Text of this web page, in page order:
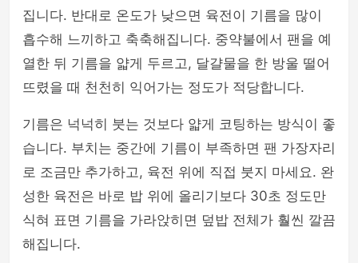
집니다. 반대로 온도가 낮으면 육전이 기름을 많이
흡수해 느끼하고 축축해집니다. 중약불에서 팬을 예
열한 뒤 기름을 얇게 두르고, 달걀물을 한 방울 떨어
뜨렸을 때 천천히 익어가는 정도가 적당합니다.
기름은 넉넉히 붓는 것보다 얇게 코팅하는 방식이 좋
습니다. 부치는 중간에 기름이 부족하면 팬 가장자리
로 조금만 추가하고, 육전 위에 직접 붓지 마세요. 완
성한 육전은 바로 밥 위에 올리기보다 30초 정도만
식혀 표면 기름을 가라앉히면 덮밥 전체가 훨씬 깔끔
해집니다.